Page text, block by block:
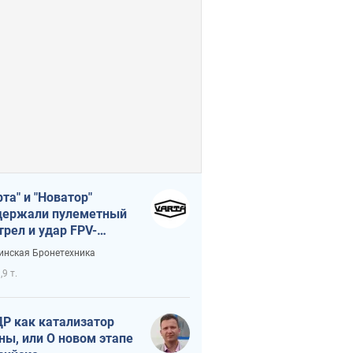
и "Новатор"
пулеметный
и удар FPV-
сохранив жизнь
Бронетехника
т.
как катализатор
или О новом этапе